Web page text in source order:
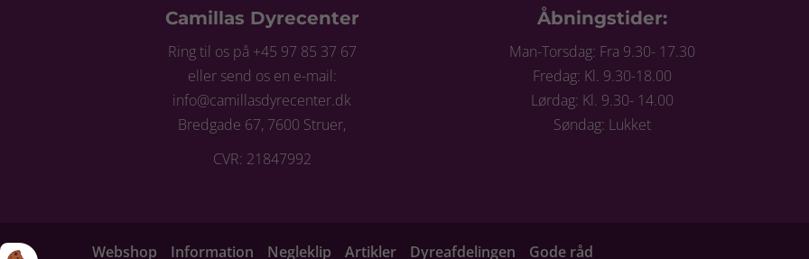
Camillas Dyrecenter
Ring til os på +45 97 85 37 67
eller send os en e-mail:
info@camillasdyrecenter.dk
Bredgade 67, 7600 Struer,
CVR: 21847992
Åbningstider:
Man-Torsdag: Fra 9.30- 17.30
Fredag: Kl. 9.30-18.00
Lørdag: Kl. 9.30- 14.00
Søndag: Lukket
Webshop Information Negleklip Artikler Dyreafdelingen Gode råd